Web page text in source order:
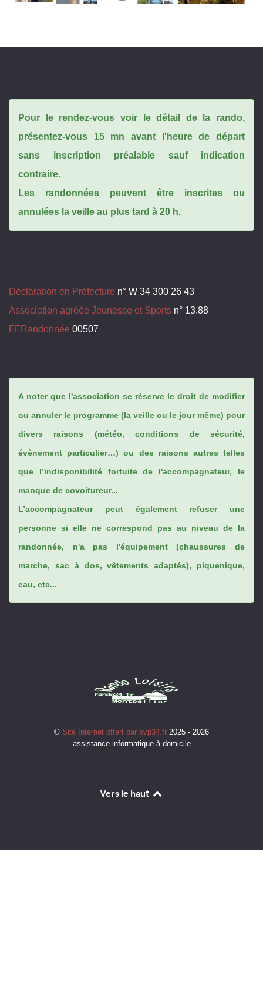
Pour le rendez-vous voir le détail de la rando,
présentez-vous 15 mn avant l'heure de départ
sans inscription préalable sauf indication
contraire.
Les randonnées peuvent être inscrites ou
annulées la veille au plus tard à 20 h.
Déclaration en Préfecture n° W 34 300 26 43
Association agréée Jeunesse et Sports n° 13.88
FFRandonnée 00507
A noter que l'association se réserve le droit de modifier
ou annuler le programme (la veille ou le jour même) pour
divers raisons (météo, conditions de sécurité,
évènement particulier…) ou des raisons autres telles
que l’indisponibilité fortuite de l'accompagnateur, le
manque de covoitureur...
L’accompagnateur peut également refuser une
personne si elle ne correspond pas au niveau de la
randonnée, n'a pas l'équipement (chaussures de
marche, sac à dos, vêtements adaptés), piquenique,
eau, etc...
© Site Internet offert par svp34.fr 2025 - 2026
assistance informatique à domicile
Vers le haut